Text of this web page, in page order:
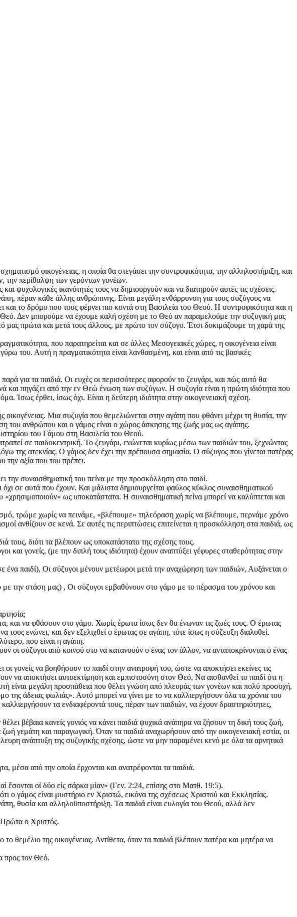
οικογένειας, η οποία θα στεγάσει την συντροφικότητα, την αλληλοστήριξη, και
την περίθαλψη των γερόντων γονέων.
ψυχολογικές ικανότητές τους να δημιουργούν και να διατηρούν αυτές τις σχέσεις.
πέραν κάθε άλλης ανθρώπινης. Είναι μεγάλη ενθάρρυνση για τους συζύγους να
και το δρόμο που τους φέρνει πιο κοντά στη Βασιλεία του Θεού. Η συντροφικότητα και η
Δεν μπορούμε να έχουμε καλή σχέση με το Θεό αν παραμελούμε την συζυγική μας
πρώτα και μετά τους άλλους, με πρώτο τον σύζυγο. Έτσι δοκιμάζουμε τη χαρά της
που παρατηρείται και σε άλλες Μεσογειακές χώρες, η οικογένεια είναι
του. Αυτή η πραγματικότητα είναι λανθασμένη, και είναι από τις βασικές
για τα παιδιά. Οι ευχές οι περισσότερες αφορούν το ζευγάρι, και πώς αυτό θα
και πηγάζει από την εν Θεώ ένωση των συζύγων. Η συζυγία είναι η πρώτη ιδιότητα που
Ίσως έρθει, ίσως όχι. Είναι η δεύτερη ιδιότητα στην οικογενειακή σχέση.
Μια συζυγία που θεμελιώνεται στην αγάπη που φθάνει μέχρι τη θυσία, την
του ανθρώπου και ο γάμος είναι ο χώρος άσκησης της ζωής μας ως αγάπης.
του Γάμου στη Βασιλεία του Θεού.
σε παιδοκεντρική. Το ζευγάρι, ενώνεται κυρίως μέσω των παιδιών του, ξεχνώντας
της ατεκνίας. Ο γάμος δεν έχει την πρέπουσα σημασία. Ο σύζυγος που γίνεται πατέρας
την αξία που του πρέπει.
την συναισθηματική του πείνα με την προσκόλληση στο παιδί.
σε αυτά που έχουν. Και μάλιστα δημιουργείται φαύλος κύκλος συναισθηματικού
ως υποκατάστατα. Η συναισθηματική πείνα μπορεί να καλύπτεται και
τρώμε χωρίς να πεινάμε, «βλέπουμε» τηλεόραση χωρίς να βλέπουμε, περνάμε χρόνο
ανθίζουν σε κενά. Σε αυτές τις περιπτώσεις επιτείνεται η προσκόλληση στα παιδιά, ως
τους, διότι τα βλέπουν ως υποκατάστατο της σχέσης τους.
και γονείς, (με την διπλή τους ιδιότητα) έχουν αναπτύξει γέφυρες σταθερότητας στην
παιδί), Οι σύζυγοι μένουν μετέωροι μετά την αναχώρηση των παιδιών, Αυξάνεται ο
την στάση μας) , Οι σύζυγοι εμβαθύνουν στο γάμο με το πέρασμα του χρόνου και
και να φθάσουν στο γάμο. Χωρίς έρωτα ίσως δεν θα ένωναν τις ζωές τους. Ο έρωτας
τους ενώνει, και δεν εξελιχθεί ο έρωτας σε αγάπη, τότε ίσως η σύζευξη διαλυθεί.
που είναι η αγάπη.
οι σύζυγοι από κοινού στο να κατανοούν ο ένας τον άλλον, να ανταποκρίνονται ο ένας
γονείς να βοηθήσουν το παιδί στην ανατροφή του, ώστε να αποκτήσει εκείνες τις
να αποκτήσει αυτοεκτίμηση και εμπιστοσύνη στον Θεό. Να αισθανθεί το παιδί ότι η
είναι μεγάλη προσπάθεια που θέλει γνώση από πλευράς των γονέων και πολύ προσοχή.
άδειας φωλιάς». Αυτό μπορεί να γίνει με το να καλλιεργήσουν όλα τα χρόνια του
τα ενδιαφέροντά τους, πέραν των παιδιών, να έχουν δραστηριότητες,
βέβαια κανείς γονιός να κάνει παιδιά ψυχικά ανάπηρα να ζήσουν τη δική τους ζωή,
γεμάτη και παραγωγική. Όταν τα παιδιά αναχωρήσουν από την οικογενειακή εστία, οι
ανάπτυξη της συζυγικής σχέσης, ώστε να μην παραμένει κενό με όλα τα αρνητικά
μέσα από την οποία έρχονται και ανατρέφονται τα παιδιά.
ἔσονται οἱ δύο εἰς σάρκα μίαν» (Γεν. 2:24, επίσης στο Ματθ. 19:5).
ο γάμος είναι μυστήριο εν Χριστώ, εικόνα της σχέσεως Χριστού και Εκκλησίας.
θυσία και αλληλοϋποστήριξη. Τα παιδιά είναι ευλογία του Θεού, αλλά δεν
ο Χριστός.
θεμέλιο της οικογένειας. Αντίθετα, όταν τα παιδιά βλέπουν πατέρα και μητέρα να
προς τον Θεό.